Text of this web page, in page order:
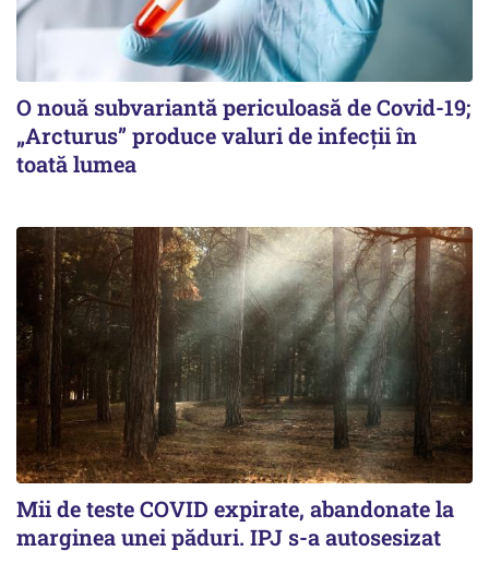
O nouă subvariantă periculoasă de Covid-19;
„Arcturus” produce valuri de infecții în
toată lumea
Mii de teste COVID expirate, abandonate la
marginea unei păduri. IPJ s-a autosesizat